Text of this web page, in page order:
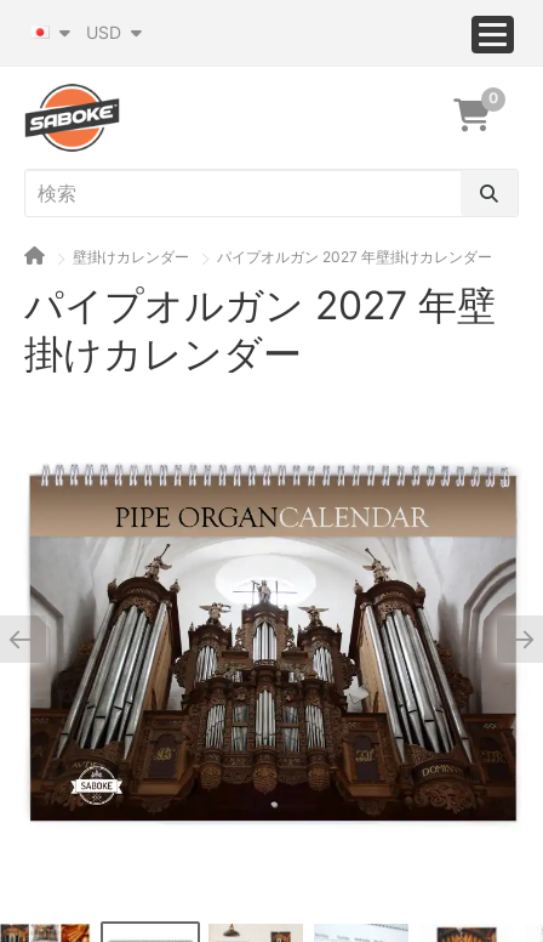
USD
0
壁掛けカレンダー パイプオルガン 2027 年壁掛けカレンダー
パイプオルガン 2027 年壁
掛けカレンダー